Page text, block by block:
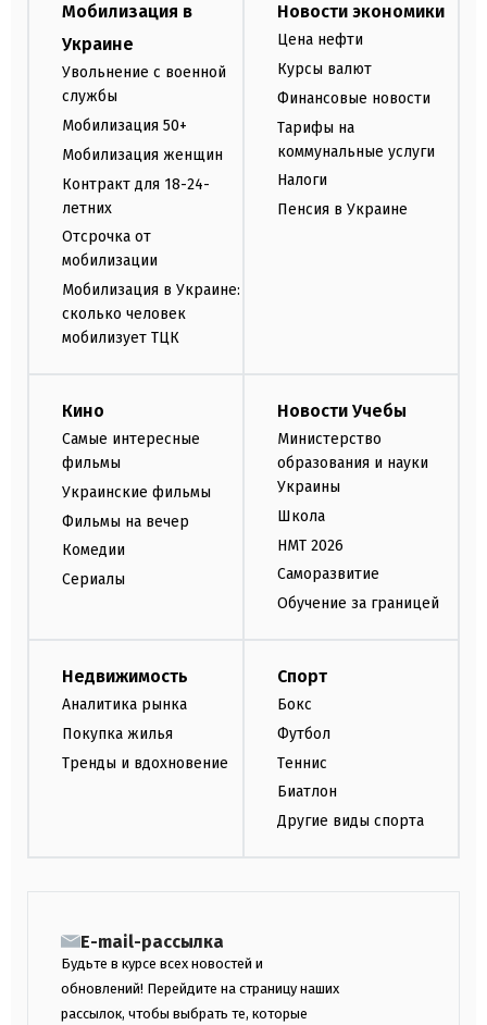
Мобилизация в
Украине
Увольнение с военной
службы
Мобилизация 50+
Мобилизация женщин
Контракт для 18-24-
летних
Отсрочка от
мобилизации
Мобилизация в Украине:
сколько человек
мобилизует ТЦК
Новости экономики
Цена нефти
Курсы валют
Финансовые новости
Тарифы на
коммунальные услуги
Налоги
Пенсия в Украине
Кино
Самые интересные
фильмы
Украинские фильмы
Фильмы на вечер
Комедии
Сериалы
Новости Учебы
Министерство
образования и науки
Украины
Школа
НМТ 2026
Саморазвитие
Обучение за границей
Недвижимость
Аналитика рынка
Покупка жилья
Тренды и вдохновение
Спорт
Бокс
Футбол
Теннис
Биатлон
Другие виды спорта
E-mail-рассылка
Будьте в курсе всех новостей и
обновлений! Перейдите на страницу наших
рассылок, чтобы выбрать те, которые